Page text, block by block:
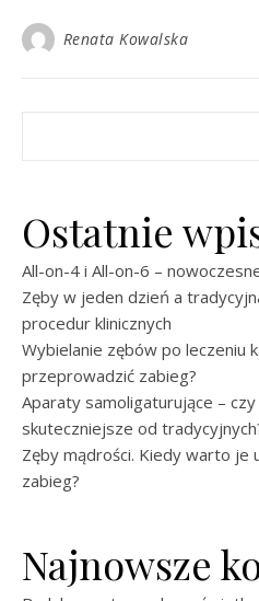
Renata Kowalska
Ostatnie
All-on-4 i All-on-6 –
Zęby w jeden dzień a
procedur klinicznych
Wybielanie zębów po leczeniu
przeprowadzić zabieg?
Aparaty samoligaturujące –
skuteczniejsze od
Zęby mądrości. Kiedy warto je
zabieg?
Najnowsze